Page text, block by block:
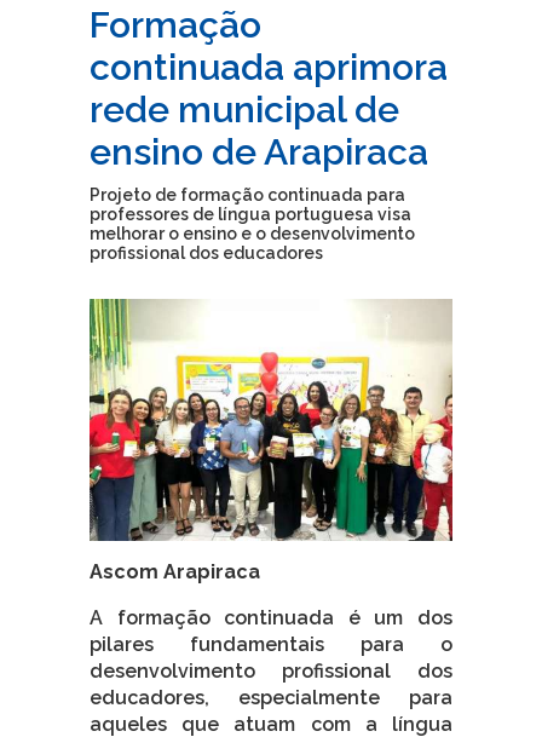
Formação
continuada aprimora
rede municipal de
ensino de Arapiraca
Projeto de formação continuada para
professores de língua portuguesa visa
melhorar o ensino e o desenvolvimento
profissional dos educadores
Ascom Arapiraca
A formação continuada é um dos
pilares fundamentais para o
desenvolvimento profissional dos
educadores, especialmente para
aqueles que atuam com a língua